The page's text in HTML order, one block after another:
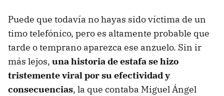
Puede que todavía no hayas sido víctima de un
timo telefónico, pero es altamente probable que
tarde o temprano aparezca ese anzuelo. Sin ir
más lejos, una historia de estafa se hizo
tristemente viral por su efectividad y
consecuencias, la que contaba Miguel Ángel